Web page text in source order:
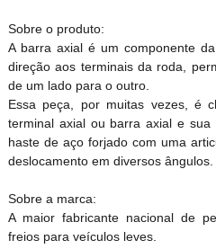
Sobre o produto:
A barra axial é um componente
direção aos terminais da roda,
de um lado para o outro.
Essa peça, por muitas vezes, é
terminal axial ou barra axial e
haste de aço forjado com uma
deslocamento em diversos ângulos.
Sobre a marca:
A maior fabricante nacional de
freios para veículos leves.